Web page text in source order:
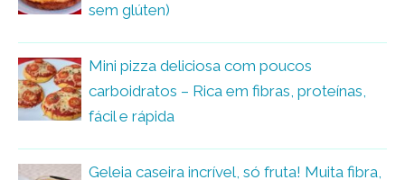
sem glúten)
Mini pizza deliciosa com poucos
carboidratos – Rica em fibras, proteínas,
fácil e rápida
Geleia caseira incrível, só fruta! Muita fibra,